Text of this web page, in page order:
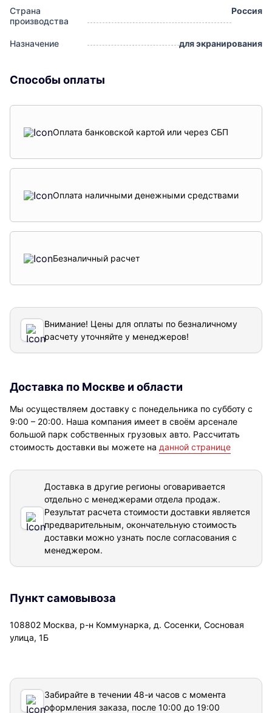
Страна
производства
Россия
Назначение для экранирования
Способы оплаты
Оплата банковской картой или через СБП
Оплата наличными денежными средствами
Безналичный расчет
Внимание! Цены для оплаты по безналичному
расчету уточняйте у менеджеров!
Доставка по Москве и области
Мы осуществляем доставку с понедельника по субботу с
9:00 – 20:00. Наша компания имеет в своём арсенале
большой парк собственных грузовых авто. Рассчитать
стоимость доставки вы можете на данной странице
Доставка в другие регионы оговаривается
отдельно с менеджерами отдела продаж.
Результат расчета стоимости доставки является
предварительным, окончательную стоимость
доставки можно узнать после согласования с
менеджером.
Пункт самовывоза
108802 Москва, р-н Коммунарка, д. Сосенки, Сосновая
улица, 1Б
Забирайте в течении 48-и часов с момента
оформления заказа, после 10:00 до 19:00